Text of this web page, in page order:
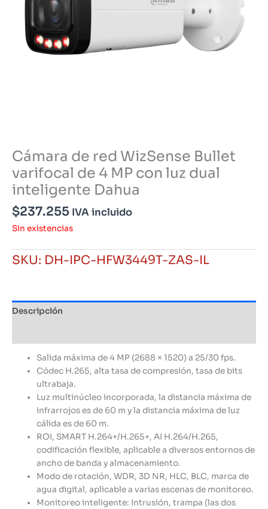
Cámara de red WizSense Bullet
varifocal de 4 MP con luz dual
inteligente Dahua
$237.255 IVA incluido
Sin existencias
SKU: DH-IPC-HFW3449T-ZAS-IL
Descripción
Salida máxima de 4 MP (2688 × 1520) a 25/30 fps.
Códec H.265, alta tasa de compresión, tasa de bits
ultrabaja.
Luz multinúcleo incorporada, la distancia máxima de
infrarrojos es de 60 m y la distancia máxima de luz
cálida es de 60 m.
ROI, SMART H.264+/H.265+, AI H.264/H.265,
codificación flexible, aplicable a diversos entornos de
ancho de banda y almacenamiento.
Modo de rotación, WDR, 3D NR, HLC, BLC, marca de
agua digital, aplicable a varias escenas de monitoreo.
Monitoreo inteligente: Intrusión, trampa (las dos